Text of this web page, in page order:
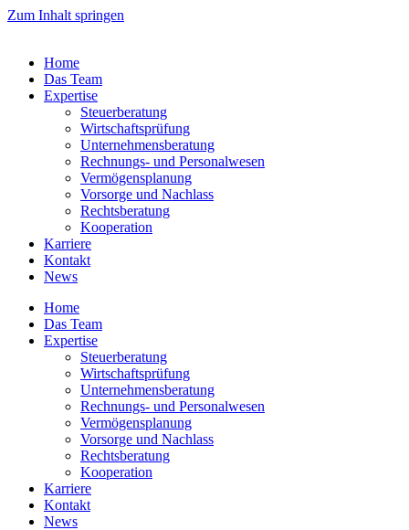
Zum Inhalt springen
Home
Das Team
Expertise
Steuerberatung
Wirtschaftsprüfung
Unternehmensberatung
Rechnungs- und Personalwesen
Vermögensplanung
Vorsorge und Nachlass
Rechtsberatung
Kooperation
Karriere
Kontakt
News
Home
Das Team
Expertise
Steuerberatung
Wirtschaftsprüfung
Unternehmensberatung
Rechnungs- und Personalwesen
Vermögensplanung
Vorsorge und Nachlass
Rechtsberatung
Kooperation
Karriere
Kontakt
News